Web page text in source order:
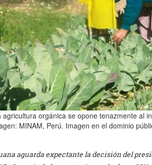
agricultura orgánica se opone tenazmente al
MINAM, Perú. Imagen en el dominio
aguarda expectante la decisión del